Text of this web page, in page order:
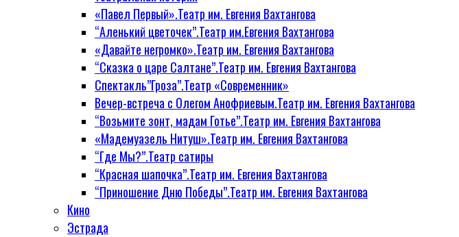
«Павел Первый».Театр им. Евгения Вахтангова
“Аленький цветочек”.Театр им.Евгения Вахтангова
«Давайте негромко».Театр им. Евгения Вахтангова
“Сказка о царе Салтане”.Театр им. Евгения Вахтангова
Спектакль”Гроза”.Театр «Современник»
Вечер-встреча с Олегом Анофриевым.Театр им. Евгения Вахтангова
“Возьмите зонт, мадам Готье”.Театр им. Евгения Вахтангова
«Мадемуазель Нитуш».Театр им. Евгения Вахтангова
“Где Мы?”.Театр сатиры
“Красная шапочка”.Театр им. Евгения Вахтангова
“Приношение Дню Победы”.Театр им. Евгения Вахтангова
Кино
Эстрада